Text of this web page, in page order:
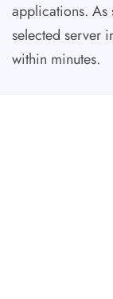
applications. As
selected server
within minutes.